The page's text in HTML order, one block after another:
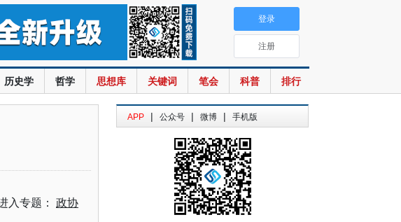
历史学 哲学 思想库 关键词 笔会 科普 排行
登录
注册
入专题： 政协
APP | 公众号 | 微博 | 手机版